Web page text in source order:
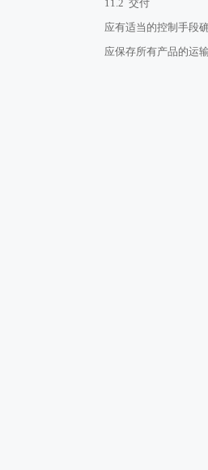
11.2 交付
应有适当的控制手段
应保存所有产品的运